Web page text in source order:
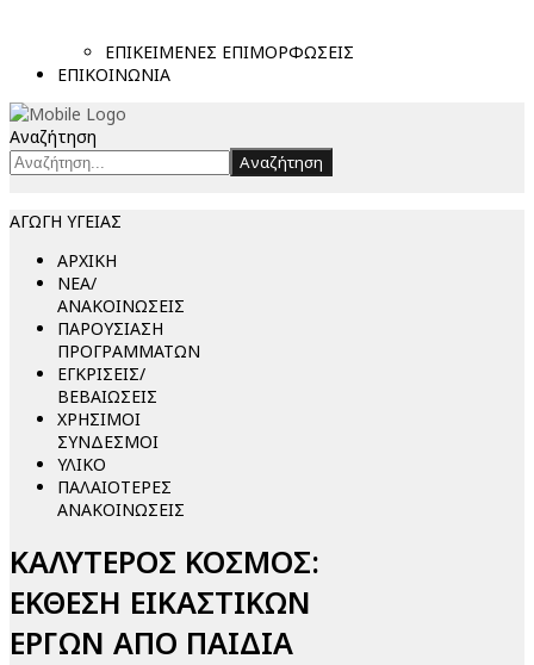
ΕΠΙΚΕΙΜΕΝΕΣ ΕΠΙΜΟΡΦΩΣΕΙΣ
ΕΠΙΚΟΙΝΩΝΙΑ
Αναζήτηση
Αναζήτηση
ΑΓΩΓΗ ΥΓΕΙΑΣ
ΑΡΧΙΚΗ
ΝΕΑ/
ΑΝΑΚΟΙΝΩΣΕΙΣ
ΠΑΡΟΥΣΙΑΣΗ
ΠΡΟΓΡΑΜΜΑΤΩΝ
ΕΓΚΡΙΣΕΙΣ/
ΒΕΒΑΙΩΣΕΙΣ
ΧΡΗΣΙΜΟΙ
ΣΥΝΔΕΣΜΟΙ
ΥΛΙΚΟ
ΠΑΛΑΙΟΤΕΡΕΣ
ΑΝΑΚΟΙΝΩΣΕΙΣ
ΚΑΛΥΤΕΡΟΣ ΚΟΣΜΟΣ:
ΕΚΘΕΣΗ ΕΙΚΑΣΤΙΚΩΝ
ΕΡΓΩΝ ΑΠΟ ΠΑΙΔΙΑ